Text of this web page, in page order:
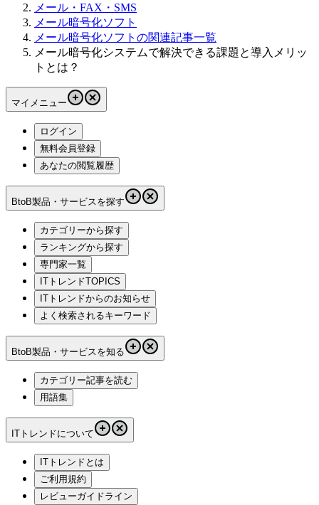
メール・FAX・SMS
メール暗号化ソフト
メール暗号化ソフトの関連記事一覧
メール暗号化システムで解決できる課題と導入メリッ
トとは？
マイメニュー
ログイン
無料会員登録
あなたの閲覧履歴
BtoB製品・サービスを探す
カテゴリーから探す
ランキングから探す
専門家一覧
ITトレンドTOPICS
ITトレンドからのお知らせ
よく検索されるキーワード
BtoB製品・サービスを知る
カテゴリー記事を読む
用語集
ITトレンドについて
ITトレンドとは
ご利用規約
レビューガイドライン